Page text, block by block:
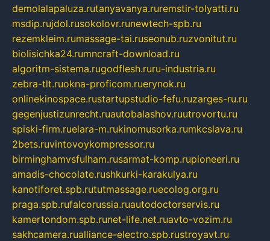
demolalapaluza.rutanyavanya.ruremstir-tolyatti.ru
msdip.rujdol.rusokolovr.runewtech-spb.ru
rezemkleim.rumassage-tai.ruseonub.ruzvonitut.ru
biolisichka24.rumncraft-download.ru
algoritm-sistema.rugodflesh.ruru-industria.ru
zebra-tlt.ruokna-proficom.ruerynok.ru
onlinekinospace.rustartupstudio-fefu.ruzarges-ru.ru
gegenjustizunrecht.ruautobalashov.ruutrovortu.ru
spiski-firm.ruelara-m.rukinomusorka.rumkcslava.ru
2bets.ruvintovoykompressor.ru
birminghamvsfulham.rusarmat-komp.rupioneeri.ru
amadis-chocolate.rushkurki-karakulya.ru
kanotiforet.spb.rututmassage.ruecolog.org.ru
praga.spb.rufalcorussia.ruautodoctorservis.ru
kamertondom.spb.runet-life.net.ruavto-vozim.ru
sakhcamera.rualliance-electro.spb.rustroyavt.ru